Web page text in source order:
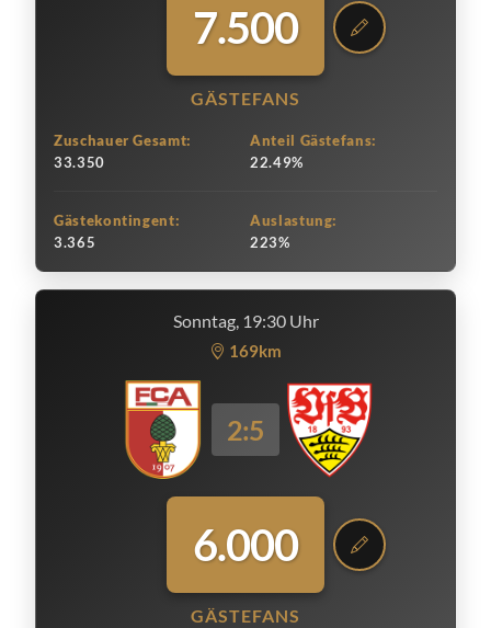
7.500
GÄSTEFANS
Zuschauer Gesamt:
33.350
Anteil Gästefans:
22.49%
Gästekontingent:
3.365
Auslastung:
223%
Sonntag, 19:30 Uhr
169km
2:5
6.000
GÄSTEFANS